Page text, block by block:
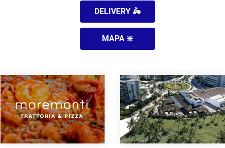
DELIVERY 🛵
MAPA ❇️